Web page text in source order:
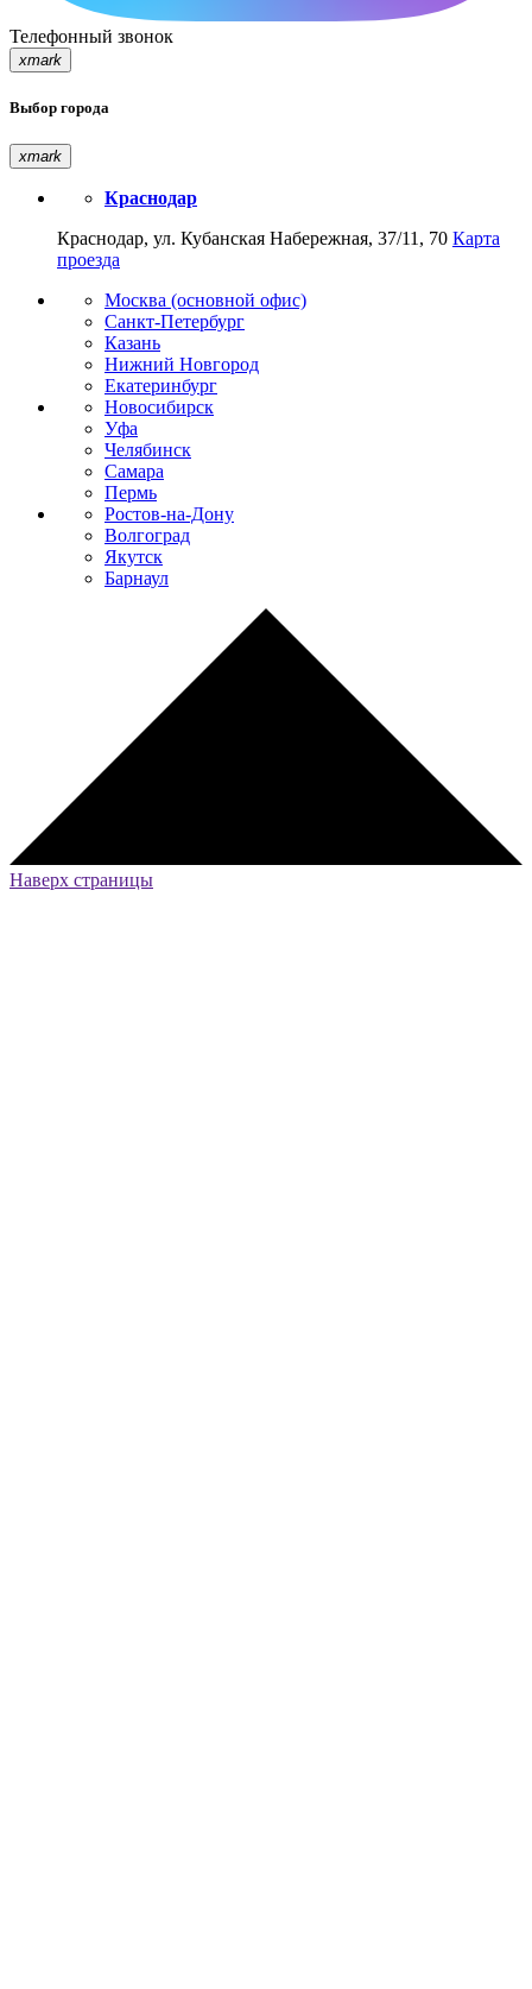
Телефонный звонок
xmark
Выбор города
xmark
Краснодар
Краснодар, ул. Кубанская Набережная, 37/11, 70 Карта
проезда
Москва (основной офис)
Санкт-Петербург
Казань
Нижний Новгород
Екатеринбург
Новосибирск
Уфа
Челябинск
Самара
Пермь
Ростов-на-Дону
Волгоград
Якутск
Барнаул
Наверх страницы